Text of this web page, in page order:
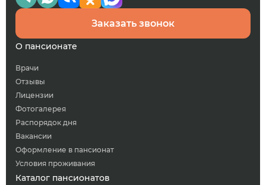
Заказать звонок
О пансионате
Врачи
Отзывы
Лицензии
Фотогалерея
Распорядок дня
Вакансии
Оформление в пансионат
Условия проживания
Каталог пансионатов